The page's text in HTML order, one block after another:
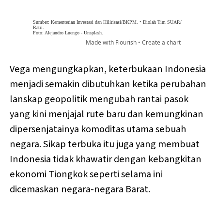
Vega mengungkapkan, keterbukaan Indonesia
menjadi semakin dibutuhkan ketika perubahan
lanskap geopolitik mengubah rantai pasok
yang kini menjajal rute baru dan kemungkinan
dipersenjatainya komoditas utama sebuah
negara. Sikap terbuka itu juga yang membuat
Indonesia tidak khawatir dengan kebangkitan
ekonomi Tiongkok seperti selama ini
dicemaskan negara-negara Barat.